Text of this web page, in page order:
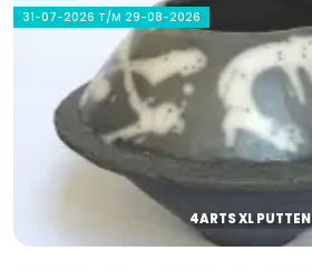
31-07-2026 T/M 29-08-2026
4ARTS XL PUTTEN